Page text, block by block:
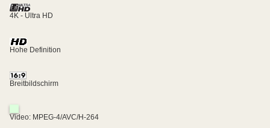
4K - Ultra HD
Hohe Definition
Breitbildschirm
Video: MPEG-4/AVC/H-264